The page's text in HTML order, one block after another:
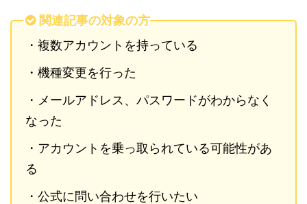
関連記事の対象の方
・複数アカウントを持っている
・機種変更を行った
・メールアドレス、パスワードがわからなく
なった
・アカウントを乗っ取られている可能性があ
る
・公式に問い合わせを行いたい